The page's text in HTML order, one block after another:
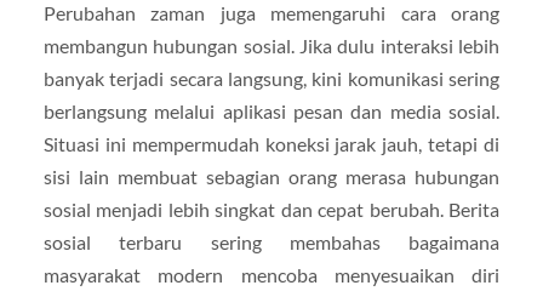
Perubahan zaman juga memengaruhi cara orang
membangun hubungan sosial. Jika dulu interaksi lebih
banyak terjadi secara langsung, kini komunikasi sering
berlangsung melalui aplikasi pesan dan media sosial.
Situasi ini mempermudah koneksi jarak jauh, tetapi di
sisi lain membuat sebagian orang merasa hubungan
sosial menjadi lebih singkat dan cepat berubah. Berita
sosial terbaru sering membahas bagaimana
masyarakat modern mencoba menyesuaikan diri